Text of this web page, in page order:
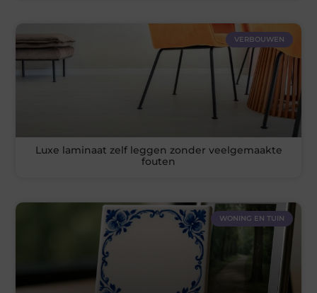
VERBOUWEN
Luxe laminaat zelf leggen zonder veelgemaakte
fouten
WONING EN TUIN